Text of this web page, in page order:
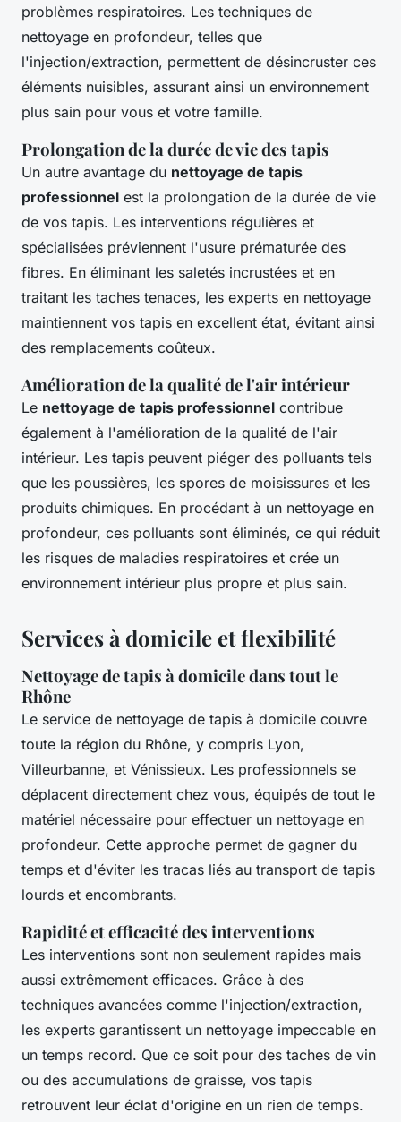
problèmes respiratoires. Les techniques de
nettoyage en profondeur, telles que
l'injection/extraction, permettent de désincruster ces
éléments nuisibles, assurant ainsi un environnement
plus sain pour vous et votre famille.
Prolongation de la durée de vie des tapis
Un autre avantage du nettoyage de tapis
professionnel est la prolongation de la durée de vie
de vos tapis. Les interventions régulières et
spécialisées préviennent l'usure prématurée des
fibres. En éliminant les saletés incrustées et en
traitant les taches tenaces, les experts en nettoyage
maintiennent vos tapis en excellent état, évitant ainsi
des remplacements coûteux.
Amélioration de la qualité de l'air intérieur
Le nettoyage de tapis professionnel contribue
également à l'amélioration de la qualité de l'air
intérieur. Les tapis peuvent piéger des polluants tels
que les poussières, les spores de moisissures et les
produits chimiques. En procédant à un nettoyage en
profondeur, ces polluants sont éliminés, ce qui réduit
les risques de maladies respiratoires et crée un
environnement intérieur plus propre et plus sain.
Services à domicile et flexibilité
Nettoyage de tapis à domicile dans tout le
Rhône
Le service de nettoyage de tapis à domicile couvre
toute la région du Rhône, y compris Lyon,
Villeurbanne, et Vénissieux. Les professionnels se
déplacent directement chez vous, équipés de tout le
matériel nécessaire pour effectuer un nettoyage en
profondeur. Cette approche permet de gagner du
temps et d'éviter les tracas liés au transport de tapis
lourds et encombrants.
Rapidité et efficacité des interventions
Les interventions sont non seulement rapides mais
aussi extrêmement efficaces. Grâce à des
techniques avancées comme l'injection/extraction,
les experts garantissent un nettoyage impeccable en
un temps record. Que ce soit pour des taches de vin
ou des accumulations de graisse, vos tapis
retrouvent leur éclat d'origine en un rien de temps.